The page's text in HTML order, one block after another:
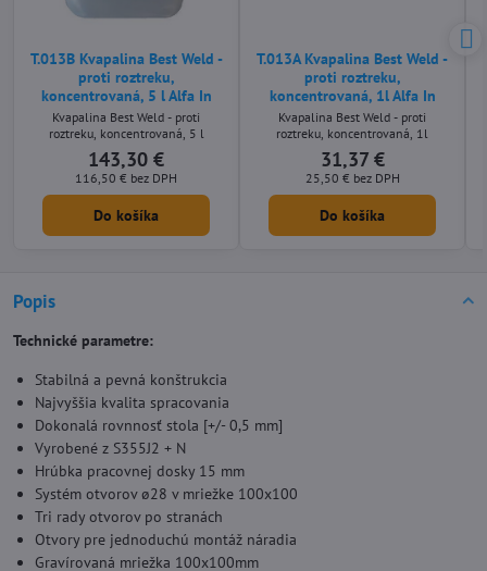
Popis
Technické parametre:
Stabilná a pevná konštrukcia
Najvyššia kvalita spracovania
Dokonalá rovnnosť stola [+/- 0,5 mm]
Vyrobené z S355J2 + N
Hrúbka pracovnej dosky 15 mm
Systém otvorov ø28 v mriežke 100x100
Tri rady otvorov po stranách
Otvory pre jednoduchú montáž náradia
Gravírovaná mriežka 100x100mm
T.013B Kvapalina Best Weld -
proti roztreku,
koncentrovaná, 5 l Alfa In
Kvapalina Best Weld - proti
roztreku, koncentrovaná, 5 l
143,30 €
116,50 € bez DPH
Do košíka
T.013A Kvapalina Best Weld -
proti roztreku,
koncentrovaná, 1l Alfa In
Kvapalina Best Weld - proti
roztreku, koncentrovaná, 1l
31,37 €
25,50 € bez DPH
Do košíka